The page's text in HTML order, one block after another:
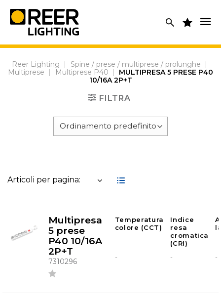
content
Reer Lighting | Spine / prese / multiprese / prolunghe
|
Multiprese
| Multiprese P40 |
MULTIPRESA 5 PRESE P40
10/16A 2P+T
FILTRA
Articoli per pagina:
Multipresa
5 prese
P40 10/16A
2P+T
7310296
Temperatura
colore (CCT)
Indice
resa
cromatica
(CRI)
- - -